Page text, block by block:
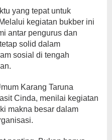
yang tepat untuk
kegiatan bukber ini
antar pengurus dan
solid dalam
sosial di tengah
Karang Taruna
Cinda, menilai kegiatan
makna besar dalam